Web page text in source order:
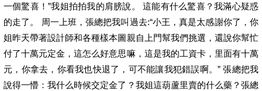
一個驚喜！”我姐拍拍我的肩膀說。 這能有什么驚喜？我滿心疑惑
的走了。 周一上班，張總把我叫過去:“小王，真是太感謝你了，你
姐昨天帶著設計師和各種樣本圖親自上門幫我們挑選，還說你幫忙
付了十萬元定金，這怎么好意思嘛，這是我的工資卡，里面有十萬
元，你拿去，你看我也快退了，可不能讓我犯錯誤啊。” 張總把我
說得一懵：我什么時候交定金了？我姐這葫蘆里賣的什么藥？張總